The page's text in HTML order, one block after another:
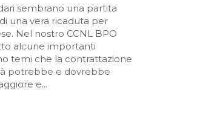
sembrano una partita
una vera ricaduta per
Nel nostro CCNL BPO
alcune importanti
temi che la contrattazione
potrebbe e dovrebbe
e...